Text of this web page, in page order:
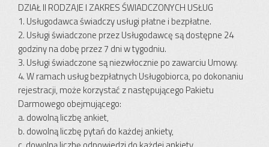
DZIAŁ II RODZAJE I ZAKRES ŚWIADCZONYCH USŁUG
1. Usługodawca świadczy usługi płatne i bezpłatne.
2. Usługi świadczone przez Usługodawcę są dostępne 24
godziny na dobę przez 7 dni w tygodniu.
3. Usługi świadczone są niezwłocznie po zawarciu Umowy.
4. W ramach usług bezpłatnych Usługobiorca, po dokonaniu
rejestracji, może korzystać z następującego Pakietu
Darmowego obejmującego:
a. dowolną liczbę ankiet,
b. dowolną liczbę pytań do każdej ankiety,